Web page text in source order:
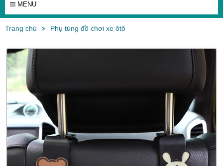
MENU
Trang chủ Phụ tùng đồ chơi xe ôtô